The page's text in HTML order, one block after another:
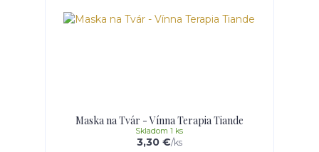
Maska na Tvár - Vínna Terapia Tiande
3,30 €/ks
Skladom 1 ks